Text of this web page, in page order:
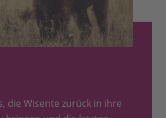
die Wisente zurück in ihre